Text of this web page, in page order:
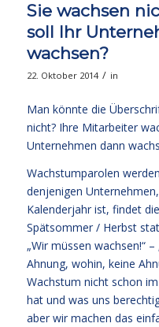
Sie wachsen
soll Ihr
wachsen?
22. Oktober 2014 / in
Man könnte die
nicht? Ihre Mitarbeiter
Unternehmen dann
Wachstumparolen
denjenigen
Kalenderjahr ist, findet
Spätsommer / Herbst
„Wir müssen wachsen!“
Ahnung, wohin, keine
Wachstum nicht schon
hat und was uns
aber wir machen das